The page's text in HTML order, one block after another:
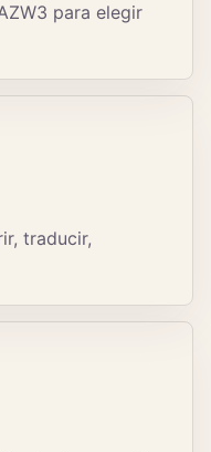
para elegir
traducir,